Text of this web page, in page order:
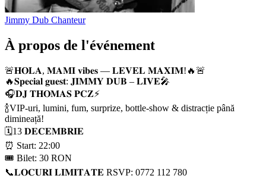
Jimmy Dub Chanteur
À propos de l'événement
🚨𝐇𝐎𝐋𝐀, 𝐌𝐀𝐌𝐈 𝐯𝐢𝐛𝐞𝐬 — 𝐋𝐄𝐕𝐄𝐋 𝐌𝐀𝐗𝐈𝐌!🔥🚨
🔥𝐒𝐩𝐞𝐜𝐢𝐚𝐥 𝐠𝐮𝐞𝐬𝐭: 𝐉𝐈𝐌𝐌𝐘 𝐃𝐔𝐁 – 𝐋𝐈𝐕𝐄🎤
🎧𝐃𝐉 𝐓𝐇𝐎𝐌𝐀𝐒 𝐏𝐂𝐙⚡️
🍾VIP-uri, lumini, fum, surprize, bottle-show & distracție până
dimineață!
🗓️13 𝐃𝐄𝐂𝐄𝐌𝐁𝐑𝐈𝐄
⏰ Start: 22:00
🎟️ Bilet: 30 RON
📞𝐋𝐎𝐂𝐔𝐑𝐈 𝐋𝐈𝐌𝐈𝐓𝐀𝐓𝐄 RSVP: 0772 112 780